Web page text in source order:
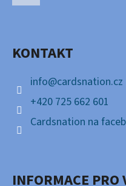
KONTAKT
info@cardsnation.cz
+420 725 662 601
Cardsnation na
INFORMACE PRO